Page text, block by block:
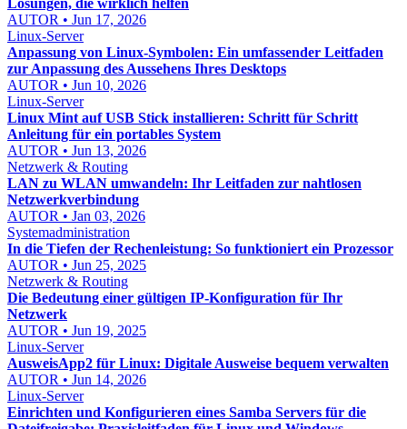
Lösungen, die wirklich helfen
AUTOR • Jun 17, 2026
Linux-Server
Anpassung von Linux-Symbolen: Ein umfassender Leitfaden
zur Anpassung des Aussehens Ihres Desktops
AUTOR • Jun 10, 2026
Linux-Server
Linux Mint auf USB Stick installieren: Schritt für Schritt
Anleitung für ein portables System
AUTOR • Jun 13, 2026
Netzwerk & Routing
LAN zu WLAN umwandeln: Ihr Leitfaden zur nahtlosen
Netzwerkverbindung
AUTOR • Jan 03, 2026
Systemadministration
In die Tiefen der Rechenleistung: So funktioniert ein Prozessor
AUTOR • Jun 25, 2025
Netzwerk & Routing
Die Bedeutung einer gültigen IP-Konfiguration für Ihr
Netzwerk
AUTOR • Jun 19, 2025
Linux-Server
AusweisApp2 für Linux: Digitale Ausweise bequem verwalten
AUTOR • Jun 14, 2026
Linux-Server
Einrichten und Konfigurieren eines Samba Servers für die